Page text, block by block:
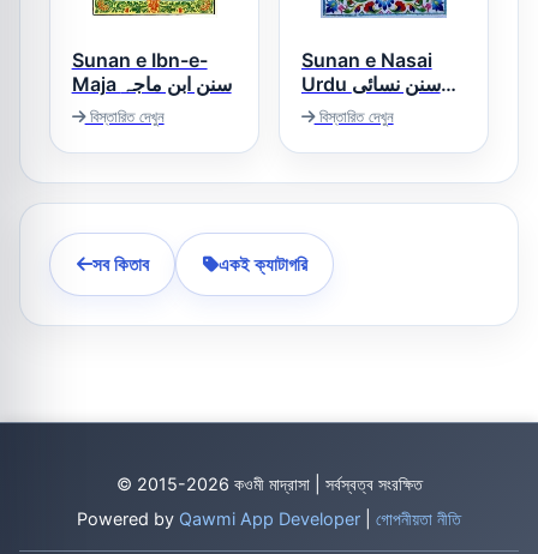
Sunan e Ibn-e-
Maja سنن ابن ماجہ
বিস্তারিত দেখুন
Sunan e Nasai
Urdu سنن نسائی
اردو
বিস্তারিত দেখুন
সব কিতাব একই ক্যাটাগরি
© 2015-2026 কওমী মাদ্রাসা | সর্বস্বত্ব সংরক্ষিত
Powered by Qawmi App Developer গোপনীয়তা নীতি